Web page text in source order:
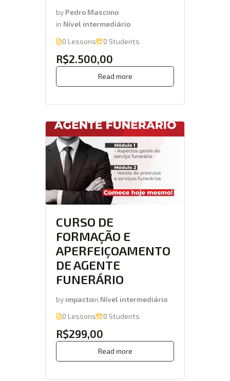
by Pedro Mascimo
in Nível intermediário
0 Lessons
0 Students
R$2.500,00
Read more
CURSO DE
FORMAÇÃO E
APERFEIÇOAMENTO
DE AGENTE
FUNERÁRIO
by impactoin Nível intermediário
0 Lessons
0 Students
R$299,00
Read more